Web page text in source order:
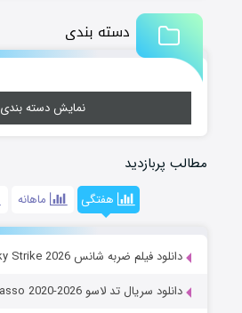
دسته بندی
نمایش دسته بندی
مطالب پربازدید
هفتگی ماهانه
دانلود فیلم ضربه شانس Lucky Strike 2026
دانلود سریال تد لاسو Ted Lasso 2020-2026